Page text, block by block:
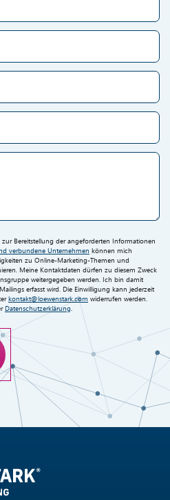
Bereitstellung der angeforderten Informationen
verbundene Unternehmen können mich
zu Online-Marketing-Themen und
Meine Kontaktdaten dürfen zu diesem Zweck
weitergegeben werden. Ich bin damit
erfasst wird. Die Einwilligung kann jederzeit
kontakt@loewenstark.com widerrufen werden.
Datenschutzerklärung